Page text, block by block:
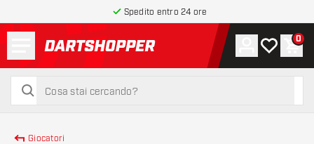
Spedito entro 24 ore
torna alla home page
cerca
cerca
Account
La mia0
Giocatori